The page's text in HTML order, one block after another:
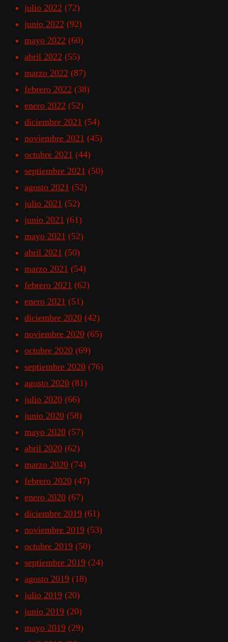
julio 2022 (72)
junio 2022 (92)
mayo 2022 (60)
abril 2022 (55)
marzo 2022 (87)
febrero 2022 (38)
enero 2022 (52)
diciembre 2021 (54)
noviembre 2021 (45)
octubre 2021 (44)
septiembre 2021 (50)
agosto 2021 (52)
julio 2021 (52)
junio 2021 (61)
mayo 2021 (52)
abril 2021 (50)
marzo 2021 (54)
febrero 2021 (62)
enero 2021 (51)
diciembre 2020 (42)
noviembre 2020 (65)
octubre 2020 (69)
septiembre 2020 (76)
agosto 2020 (81)
julio 2020 (66)
junio 2020 (58)
mayo 2020 (57)
abril 2020 (62)
marzo 2020 (74)
febrero 2020 (47)
enero 2020 (67)
diciembre 2019 (61)
noviembre 2019 (53)
octubre 2019 (50)
septiembre 2019 (24)
agosto 2019 (18)
julio 2019 (20)
junio 2019 (20)
mayo 2019 (29)